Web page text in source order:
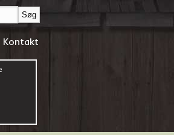
Kontakt